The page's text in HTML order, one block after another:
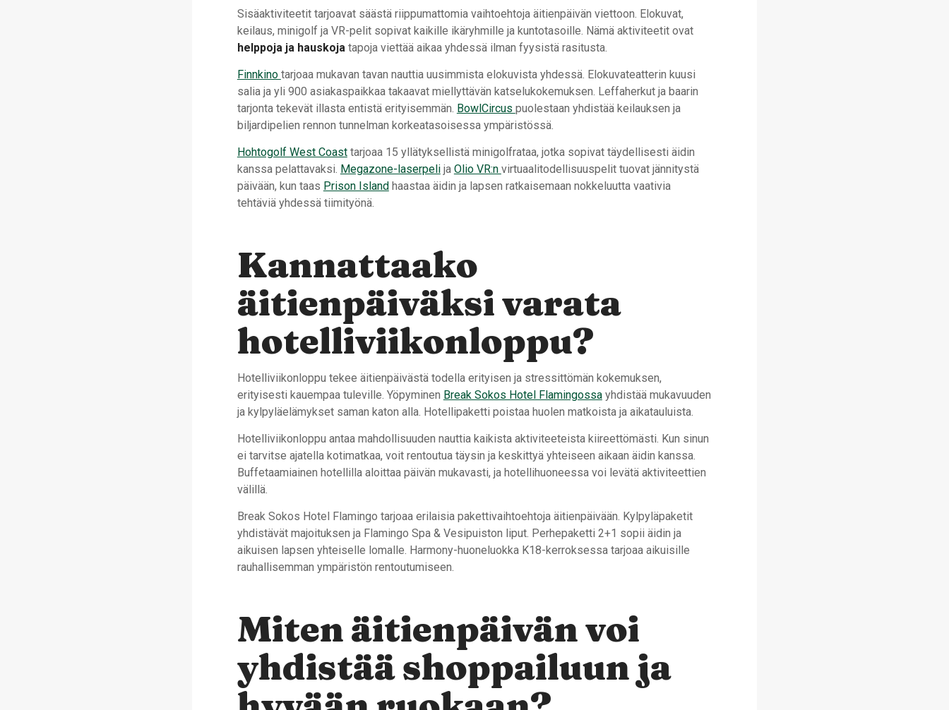
Sisäaktiviteetit tarjoavat säästä riippumattomia vaihtoehtoja äitienpäivän viettoon. Elokuvat,
keilaus, minigolf ja VR-pelit sopivat kaikille ikäryhmille ja kuntotasoille. Nämä aktiviteetit ovat
helppoja ja hauskojatapoja viettää aikaa yhdessä ilman fyysistä rasitusta.
Finnkino tarjoaa mukavan tavan nauttia uusimmista elokuvista yhdessä. Elokuvateatterin kuusi
salia ja yli 900 asiakaspaikkaa takaavat miellyttävän katselukokemuksen. Leffaherkut ja baarin
tarjonta tekevät illasta entistä erityisemmän. BowlCircus puolestaan yhdistää keilauksen ja
biljardipelien rennon tunnelman korkeatasoisessa ympäristössä.
Hohtogolf West Coasttarjoaa 15 yllätyksellistä minigolfrataa, jotka sopivat täydellisesti äidin
kanssa pelattavaksi. Megazone-laserpelija Olio VR:n virtuaalitodellisuuspelit tuovat jännitystä
päivään, kun taas Prison Island haastaa äidin ja lapsen ratkaisemaan nokkeluutta vaativia
tehtäviä yhdessä tiimityönä.
Kannattaako
äitienpäiväksi varata
hotelliviikonloppu?
Hotelliviikonloppu tekee äitienpäivästä todella erityisen ja stressittömän kokemuksen,
erityisesti kauempaa tuleville. Yöpyminen Break Sokos Hotel Flamingossayhdistää mukavuuden
ja kylpyläelämykset saman katon alla. Hotellipaketti poistaa huolen matkoista ja aikatauluista.
Hotelliviikonloppu antaa mahdollisuuden nauttia kaikista aktiviteeteista kiireettömästi. Kun sinun
ei tarvitse ajatella kotimatkaa, voit rentoutua täysin ja keskittyä yhteiseen aikaan äidin kanssa.
Buffetaamiainen hotellilla aloittaa päivän mukavasti, ja hotellihuoneessa voi levätä aktiviteettien
välillä.
Break Sokos Hotel Flamingo tarjoaa erilaisia pakettivaihtoehtoja äitienpäivään. Kylpyläpaketit
yhdistävät majoituksen ja Flamingo Spa & Vesipuiston liput. Perhepaketti 2+1 sopii äidin ja
aikuisen lapsen yhteiselle lomalle. Harmony-huoneluokka K18-kerroksessa tarjoaa aikuisille
rauhallisemman ympäristön rentoutumiseen.
Miten äitienpäivän voi
yhdistää shoppailuun ja